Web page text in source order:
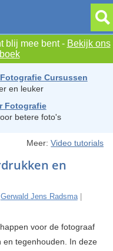
blij mee bent - Bekijk ons
Cursussen
en leuker
Fotografie
betere foto's
Meer:Video tutorials
en
Gerwald Jens Radsma|
voor de fotograaf
en tegenhouden. In deze